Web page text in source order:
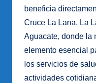
beneficia
Cruce La Lana, La
Aguacate, donde la
elemento esencial
los servicios de
actividades